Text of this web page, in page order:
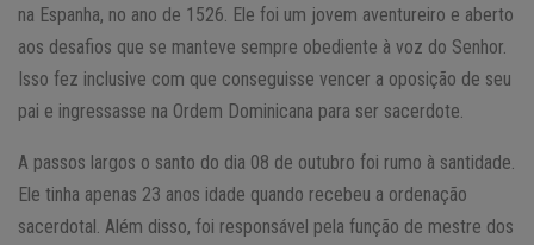
na Espanha, no ano de 1526. Ele foi um jovem aventureiro e aberto
aos desafios que se manteve sempre obediente à voz do Senhor.
Isso fez inclusive com que conseguisse vencer a oposição de seu
pai e ingressasse na Ordem Dominicana para ser sacerdote.
A passos largos o santo do dia 08 de outubro foi rumo à santidade.
Ele tinha apenas 23 anos idade quando recebeu a ordenação
sacerdotal. Além disso, foi responsável pela função de mestre dos